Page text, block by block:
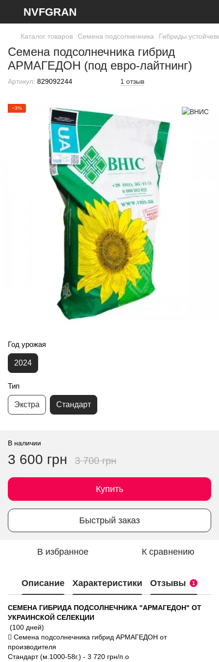
NVFGRAN
Каталог товаров Семена подсолнечника Гибриды
Семена подсолнечника гибрид
АРМАГЕДОН (под евро-лайтнинг)
Артикул: 829092244 1 отзыв
−3%
Год урожая
2024
Тип
Экстра Стандарт
В наличии
3 600 грн 3 700 грн
Купить
Быстрый заказ
В избранное К сравнению
Описание Характеристики Отзывы 1
СЕМЕНА ГИБРИДА ПОДСОЛНЕЧНИКА "АРМАГЕДОН" ОТ
УКРАИНСКОЙ СЕЛЕКЦИИ
(100 дней)
 Семена подсолнечника гибрид АРМАГЕДОН от
производителя
Стандарт (м.1000-58г.) - 3 720 грн/п.о